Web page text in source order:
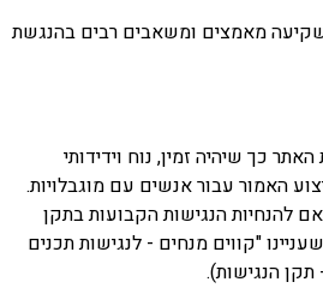
מאמצים ומשאבים רבים בהנגשת
כך שיהיה זמין, נוח וידידותי
האמור עבור אנשים עם מוגבלויות.
להנחיות הנגישות הקבועות בתקן
ישראלי רשמי מספר 5568 שעניינו "קווים מנחים - לנגישות תכנים